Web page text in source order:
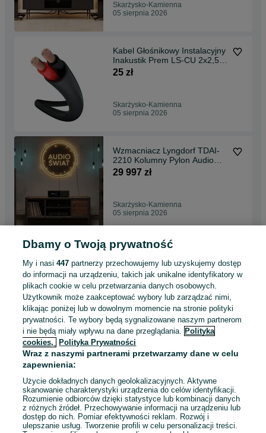
Skarżysko-Kamienna
05 sierpnia 2026
Kabel Głośnikowy Instalacyjny
Inakustik Prem LS-CU 2x2,5
Cena za 1Metr
25 zł
Skarżysko-Kamienna
05 sierpnia 2026
Wzmacniacz Lyngdorf TDAI-
2210 Kolumny Pylon Audio
Diamond 30 mk2
29 997 zł
Skarżysko-Kamienna
05 sierpnia 2026
Kolumny Monitor Audio
Platinum 300 3g Para Nowe 5
lat Gwarancji
69 000 zł
Skarżysko-Kamienna
05 sierpnia 2026
Odtwarzacz CD Arcam Cd5
Nowy Model Gwarancja Salon
Skarżysko-Kamienna
04 sierpnia 2026
Dbamy o Twoją prywatność
My i nasi447 partnerzy przechowujemy lub uzyskujemy dostęp
do informacji na urządzeniu, takich jak unikalne identyfikatory w
plikach cookie w celu przetwarzania danych osobowych.
Użytkownik może zaakceptować wybory lub zarządzać nimi,
klikając poniżej lub w dowolnym momencie na stronie polityki
prywatności. Te wybory będą sygnalizowane naszym partnerom
i nie będą miały wpływu na dane przeglądania. Polityka
cookies,
Polityka Prywatności
Wraz z naszymi partnerami przetwarzamy dane w celu
zapewnienia:
Użycie dokładnych danych geolokalizacyjnych. Aktywne
skanowanie charakterystyki urządzenia do celów identyfikacji.
Rozumienie odbiorców dzięki statystyce lub kombinacji danych
z różnych źródeł. Przechowywanie informacji na urządzeniu lub
dostęp do nich. Pomiar efektywności reklam. Rozwój i
ulepszanie usług. Tworzenie profili w celu personalizacji treści.